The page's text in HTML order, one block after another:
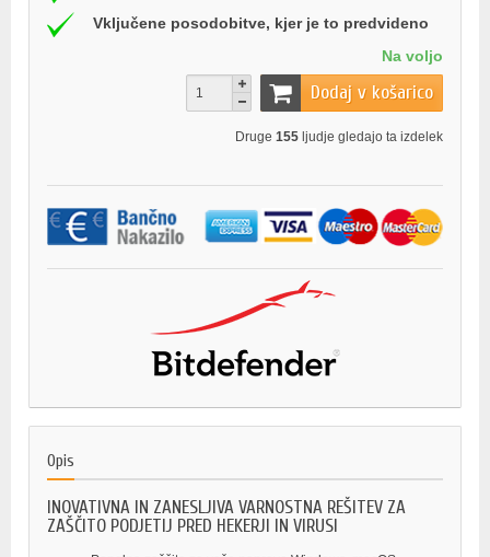
Vključene posodobitve, kjer je to predvideno
Na voljo
Dodaj v košarico
Druge 155 ljudje gledajo ta izdelek
Opis
INOVATIVNA IN ZANESLJIVA VARNOSTNA REŠITEV ZA
ZAŠČITO PODJETIJ PRED HEKERJI IN VIRUSI